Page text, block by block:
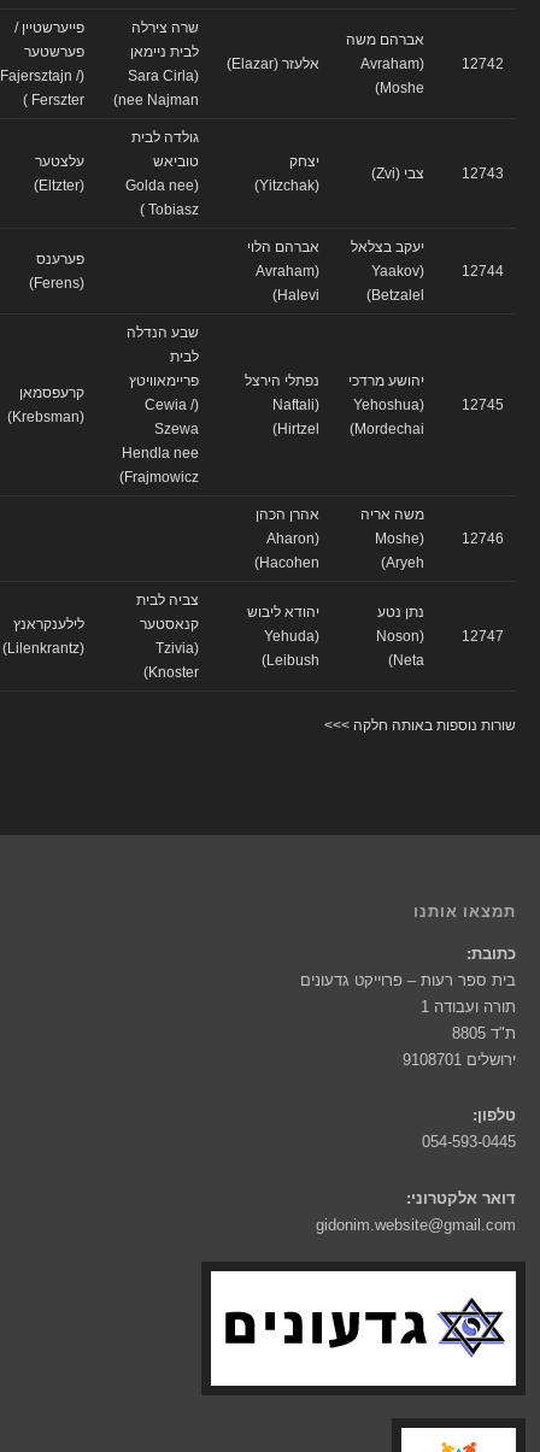
12742
אברהם משה
(Avraham
Moshe)
אלעזר (Elazar)
שרה צירלה
לבית ניימאן
(Sara Cirla
nee Najman)
פייערשטיין /
פערשטער
(Fajersztajn /
Ferszter )
12743 צבי (Zvi)
יצחק
גולדה לבית
טוביאש
(Golda nee
Tobiasz )
עלצטער
12744
יעקב בצלאל
(Yaakov
Betzalel)
אברהם הלוי
(Avraham
Halevi)
פערענס
12745
יהושע מרדכי
(Yehoshua
Mordechai)
נפתלי הירצל
(Naftali
Hirtzel)
שבע הנדלה
לבית
פריימאוויטץ
(Cewia /
Szewa
Hendla nee
Frajmowicz)
קרעפסמאן
12746
משה אריה
(Moshe
Aryeh)
אהרן הכהן
(Aharon
Hacohen)
12747
נתן נטע
(Noson
Neta)
יהודא ליבוש
(Yehuda
Leibush)
צביה לבית
קנאסטער
(Tzivia
Knoster)
לילענקראנץ
שורות נוספות באותה חלקה >>>
תמצאו אותנו
כתובת:
בית ספר רעות – פרוייקט גדעונים
תורה ועבודה 1
ת"ד 8805
ירושלים 9108701
טלפון:
054-593-0445
דואר אלקטרוני:
gidonim.website@gmail.com